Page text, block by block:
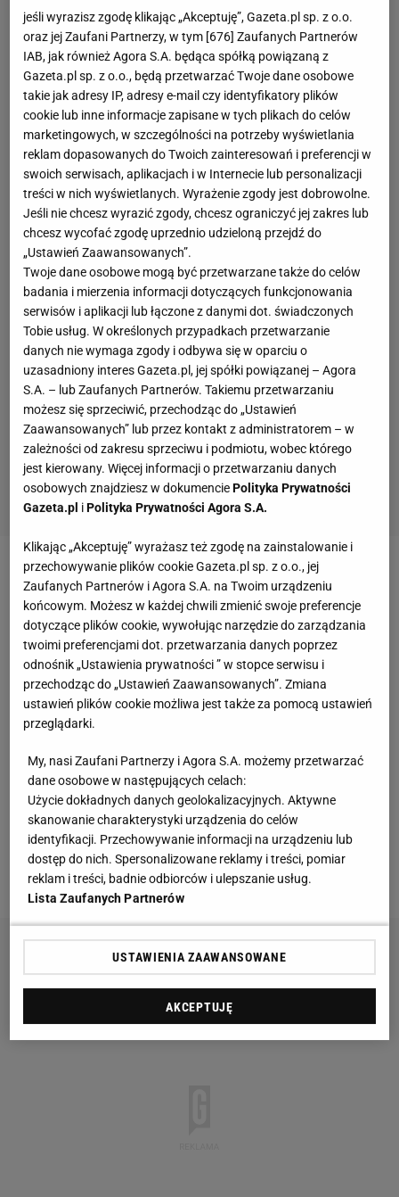
Niedzielna nawałnica wyrządziła w Zabrzu wiele
szkód, nie omijając przy tym murawy stadionu
Górnika. W Internecie można znaleźć nagrania, które
pokazują, że chwilę po najbardziej obfitych opadach
boisko Areny Zabrze bardziej przypominało jezioro
niż miejsce do gry w piłkę nożną. Jak sprawy mają
się teraz?
- Sytuacja jest opanowana. Woda znikła z boiska już
właściwie dwie godziny po tej największej
nawałnicy. Wszystko zadziałało tak jak powinno.
Drenaż przyjął tyle wody, ile jest w stanie przyjąć -
mówi Ludmiła Hernik ze spółki "Stadion w Zabrzu".
jeśli wyrazisz zgodę klikając „Akceptuję”, Gazeta.pl sp. z o.o.
oraz jej Zaufani Partnerzy, w tym [676] Zaufanych Partnerów
IAB, jak również Agora S.A. będąca spółką powiązaną z
Gazeta.pl sp. z o.o., będą przetwarzać Twoje dane osobowe
takie jak adresy IP, adresy e-mail czy identyfikatory plików
cookie lub inne informacje zapisane w tych plikach do celów
marketingowych, w szczególności na potrzeby wyświetlania
reklam dopasowanych do Twoich zainteresowań i preferencji w
swoich serwisach, aplikacjach i w Internecie lub personalizacji
treści w nich wyświetlanych. Wyrażenie zgody jest dobrowolne.
Jeśli nie chcesz wyrazić zgody, chcesz ograniczyć jej zakres lub
chcesz wycofać zgodę uprzednio udzieloną przejdź do
„Ustawień Zaawansowanych”.
Twoje dane osobowe mogą być przetwarzane także do celów
badania i mierzenia informacji dotyczących funkcjonowania
serwisów i aplikacji lub łączone z danymi dot. świadczonych
Tobie usług. W określonych przypadkach przetwarzanie
danych nie wymaga zgody i odbywa się w oparciu o
uzasadniony interes Gazeta.pl, jej spółki powiązanej – Agora
S.A. – lub Zaufanych Partnerów. Takiemu przetwarzaniu
możesz się sprzeciwić, przechodząc do „Ustawień
Zaawansowanych” lub przez kontakt z administratorem – w
zależności od zakresu sprzeciwu i podmiotu, wobec którego
jest kierowany. Więcej informacji o przetwarzaniu danych
osobowych znajdziesz w dokumenciePolityka Prywatności
Gazeta.pl iPolityka Prywatności Agora S.A.
Klikając „Akceptuję” wyrażasz też zgodę na zainstalowanie i
przechowywanie plików cookie Gazeta.pl sp. z o.o., jej
Zaufanych Partnerów i Agora S.A. na Twoim urządzeniu
końcowym. Możesz w każdej chwili zmienić swoje preferencje
dotyczące plików cookie, wywołując narzędzie do zarządzania
twoimi preferencjami dot. przetwarzania danych poprzez
odnośnik „Ustawienia prywatności ” w stopce serwisu i
przechodząc do „Ustawień Zaawansowanych”. Zmiana
ustawień plików cookie możliwa jest także za pomocą ustawień
przeglądarki.
My, nasi Zaufani Partnerzy i Agora S.A. możemy przetwarzać
dane osobowe w następujących celach:
Użycie dokładnych danych geolokalizacyjnych. Aktywne
skanowanie charakterystyki urządzenia do celów
identyfikacji. Przechowywanie informacji na urządzeniu lub
dostęp do nich. Spersonalizowane reklamy i treści, pomiar
reklam i treści, badnie odbiorców i ulepszanie usług.
Lista Zaufanych Partnerów
USTAWIENIA ZAAWANSOWANE
AKCEPTUJĘ